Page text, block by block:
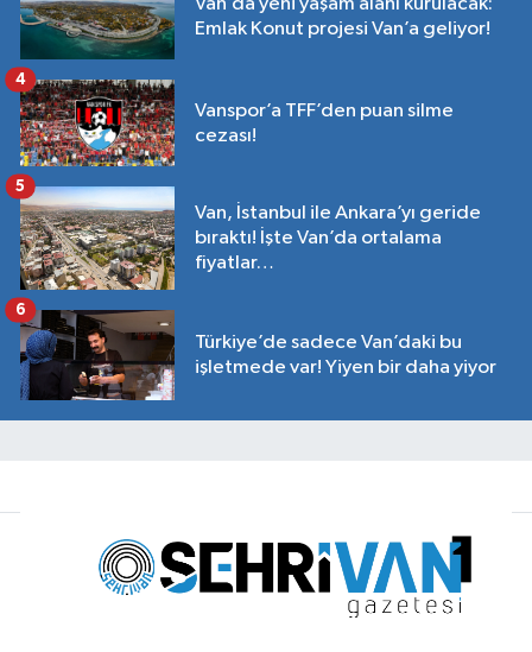
Emlak Konut projesi Van’a geliyor!
Vanspor’a TFF’den puan silme
cezası!
4
Van, İstanbul ile Ankara’yı geride
bıraktı! İşte Van’da ortalama
fiyatlar…
5
Türkiye’de sadece Van’daki bu
işletmede var! Yiyen bir daha yiyor
6